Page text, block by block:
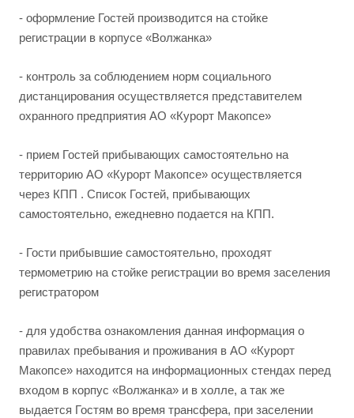
- оформление Гостей производится на стойке
регистрации в корпусе «Волжанка»
- контроль за соблюдением норм социального
дистанцирования осуществляется представителем
охранного предприятия АО «Курорт Макопсе»
- прием Гостей прибывающих самостоятельно на
территорию АО «Курорт Макопсе» осуществляется
через КПП . Список Гостей, прибывающих
самостоятельно, ежедневно подается на КПП.
- Гости прибывшие самостоятельно, проходят
термометрию на стойке регистрации во время заселения
регистратором
- для удобства ознакомления данная информация о
правилах пребывания и проживания в АО «Курорт
Макопсе» находится на информационных стендах перед
входом в корпус «Волжанка» и в холле, а так же
выдается Гостям во время трансфера, при заселении